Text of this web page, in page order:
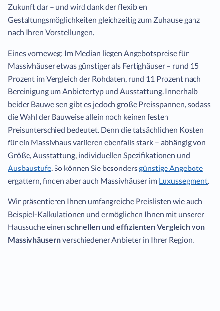
Zukunft dar – und wird dank der flexiblen
Gestaltungsmöglichkeiten gleichzeitig zum Zuhause ganz
nach Ihren Vorstellungen.
Eines vorneweg: Im Median liegen Angebotspreise für
Massivhäuser etwas günstiger als Fertighäuser – rund 15
Prozent im Vergleich der Rohdaten, rund 11 Prozent nach
Bereinigung um Anbietertyp und Ausstattung. Innerhalb
beider Bauweisen gibt es jedoch große Preisspannen, sodass
die Wahl der Bauweise allein noch keinen festen
Preisunterschied bedeutet. Denn die tatsächlichen Kosten
für ein Massivhaus variieren ebenfalls stark – abhängig von
Größe, Ausstattung, individuellen Spezifikationen und
Ausbaustufe. So können Sie besondersgünstige Angebote
ergattern, finden aber auch Massivhäuser im Luxussegment.
Wir präsentieren Ihnen umfangreiche Preislisten wie auch
Beispiel-Kalkulationen und ermöglichen Ihnen mit unserer
Haussuche einen schnellen und effizienten Vergleich von
Massivhäusernverschiedener Anbieter in Ihrer Region.